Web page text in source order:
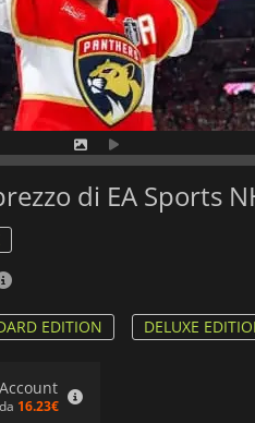
di EA Sports
EDITION DELUXE
Account
da 16.23€